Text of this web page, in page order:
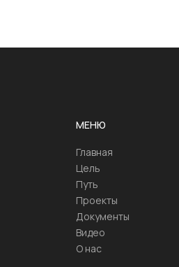
МЕНЮ
Главная
Цель
Путь
Проекты
Документы
Видео
О нас